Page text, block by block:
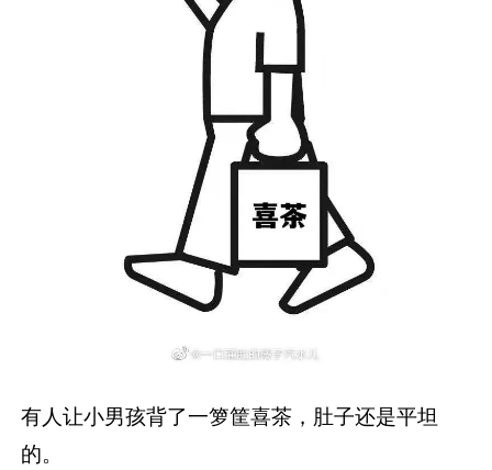
有人让小男孩背了一箩筐喜茶，肚子还是平坦
的。